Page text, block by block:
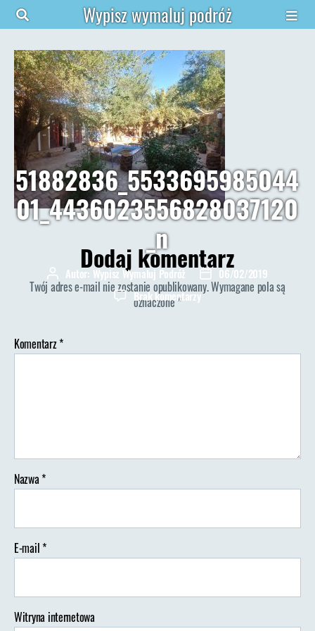
Wypisz wymaluj podróż
51882836_5533695985044
01_4436023556828037120
_n
Autor
wpisu
Autor: Wypisz Wymaluj Podróż
Data
wpisu
06/02/2019
Brak komentarzydo
Dodaj komentarz
Twój adres e-mail nie zostanie opublikowany.Wymagane pola są
oznaczone*
Komentarz*
Nazwa*
E-mail*
Witryna internetowa